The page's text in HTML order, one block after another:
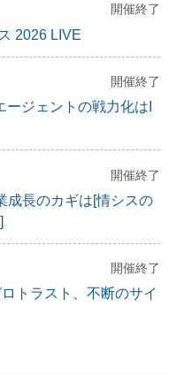
開催終了
2026 LIVE
開催終了
ージェントの戦力化はI
開催終了
成長のカギは[情シスの
開催終了
トラスト、不断のサイ